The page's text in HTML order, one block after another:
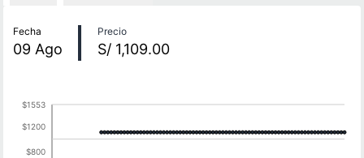
Fecha
09 Ago
Precio
S/ 1,109.00
$800
$1200
$1553